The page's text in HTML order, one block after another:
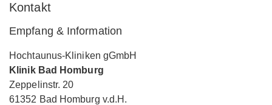
Kontakt
Empfang & Information
Hochtaunus-Kliniken gGmbH
Klinik Bad Homburg
Zeppelinstr. 20
61352 Bad Homburg v.d.H.